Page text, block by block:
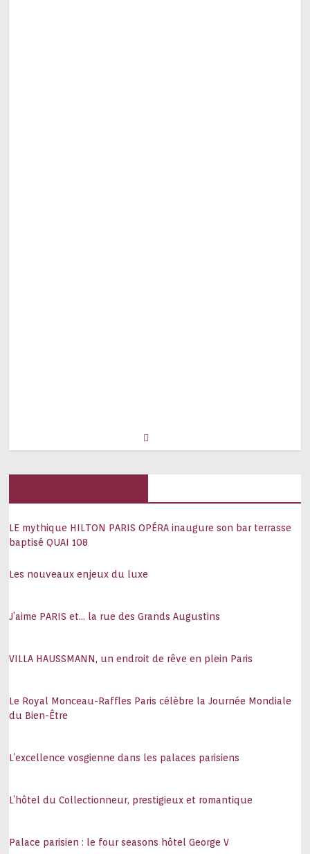
LE mythique HILTON PARIS OPÉRA inaugure son bar terrasse
baptisé QUAI 108
Les nouveaux enjeux du luxe
J’aime PARIS et… la rue des Grands Augustins
VILLA HAUSSMANN, un endroit de rêve en plein Paris
Le Royal Monceau-Raffles Paris célèbre la Journée Mondiale
du Bien-Être
L’excellence vosgienne dans les palaces parisiens
L’hôtel du Collectionneur, prestigieux et romantique
Palace parisien : le four seasons hôtel George V